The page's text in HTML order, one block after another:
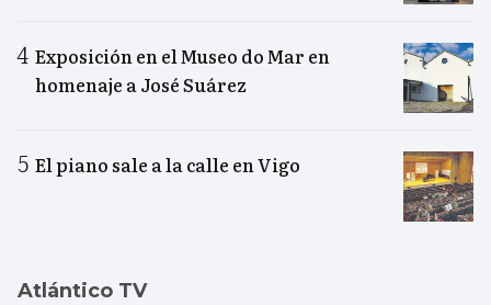
Exposición en el Museo do Mar en
homenaje a José Suárez
El piano sale a la calle en Vigo
Atlántico TV